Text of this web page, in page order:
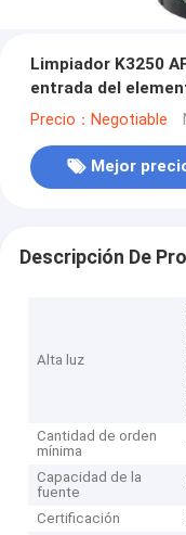
Limpiador K3250
entrada del
Precio：Negotiable
Mejor
Descripción De
Alta luz
Cantidad de orden
mínima
Capacidad de la
fuente
Certificación